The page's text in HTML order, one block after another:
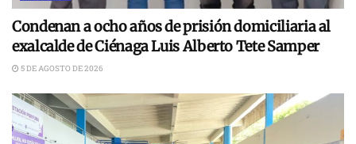
Condenan a ocho años de prisión domiciliaria al
exalcalde de Ciénaga Luis Alberto Tete Samper
5 DE AGOSTO DE 2026